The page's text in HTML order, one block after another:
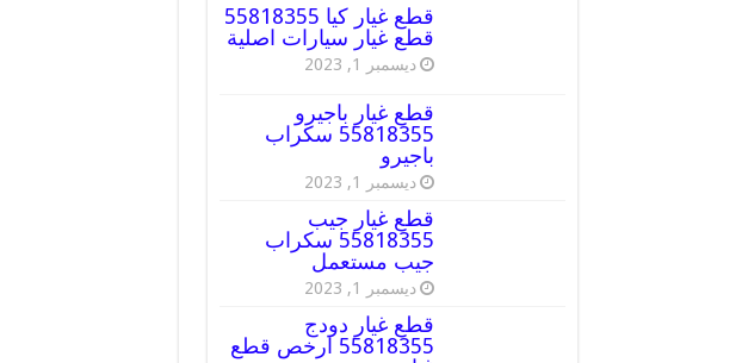
قطع غيار كيا 55818355
قطع غيار سيارات اصلية
ديسمبر 1, 2023
قطع غيار باجيرو
55818355 سكراب
باجيرو
ديسمبر 1, 2023
قطع غيار جيب
55818355 سكراب
جيب مستعمل
ديسمبر 1, 2023
قطع غيار دودج
55818355 ارخص قطع